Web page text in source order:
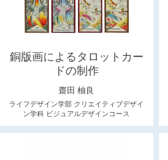
銅版画によるタロットカー
ドの制作
齋田 柚良
ライフデザイン学部 クリエイティブデザイ
ン学科 ビジュアルデザインコース